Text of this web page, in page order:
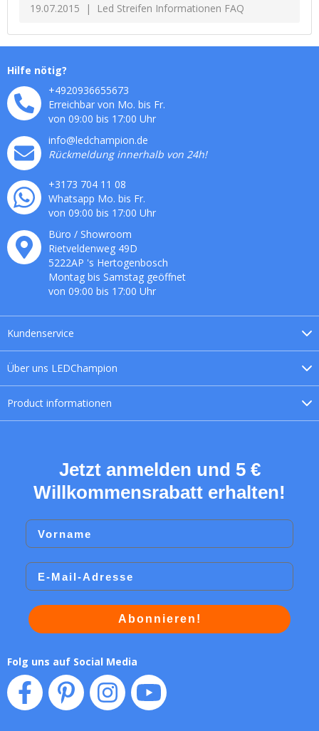
19.07.2015 Led Streifen Informationen FAQ
Über uns LEDChampion
Product informationen
Kundenservice
Hilfe nötig?
+4920936655673
Erreichbar von Mo. bis Fr.
von 09:00 bis 17:00 Uhr
info@ledchampion.de
Rückmeldung innerhalb von 24h!
+3173 704 11 08
Whatsapp Mo. bis Fr.
von 09:00 bis 17:00 Uhr
Büro / Showroom
Rietveldenweg 49D
5222AP 's Hertogenbosch
Montag bis Samstag geöffnet
von 09:00 bis 17:00 Uhr
Jetzt anmelden und 5 €
Willkommensrabatt erhalten!
Vorname
Email
Abonnieren!
Folg uns auf Social Media